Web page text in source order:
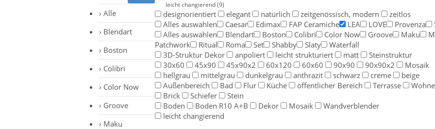
Alle
Blendart
Boston
Colibri
Color Now
Groove
Maku
leicht changierend(9)
designorientiert elegant natürlich zeitgenössisch, modern
zeitlos
Alles auswählen
Caesar Edimax FAP Ceramiche LEA LOVE Provenza
Alles auswählen
Blendart Boston Colibri Color Now Groove Maku
Patchwork
Ritual Roma Set Shabby Slaty
Waterfall
3D-Struktur Dekor
anpoliert leicht strukturiert matt
Steinstruktur
30x60
45x90 45x90x2 60x120 60x60 90x90 90x90x2
Mosaik
hellgrau
mittelgrau dunkelgrau anthrazit schwarz creme
beige
Außenbereich
Bad Flur Küche öffentlicher Bereich Terrasse
Brick
Schiefer
Stein
Boden
Boden R10 A+B Dekor Mosaik
Wandverblender
leicht changierend